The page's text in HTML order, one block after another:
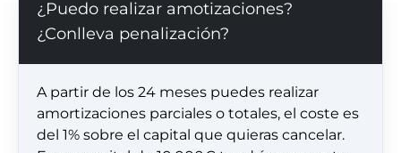
¿Puedo realizar amotizaciones?
¿Conlleva penalización?
A partir de los 24 meses puedes realizar
amortizaciones parciales o totales, el coste es
del 1% sobre el capital que quieras cancelar.